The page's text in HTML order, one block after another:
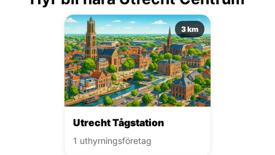
3 km
Utrecht Tågstation
1 uthyrningsföretag